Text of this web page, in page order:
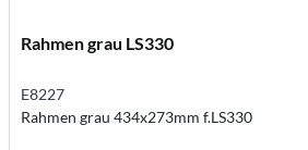
Rahmen grau LS330
E8227
Rahmen grau 434x273mm f.LS330